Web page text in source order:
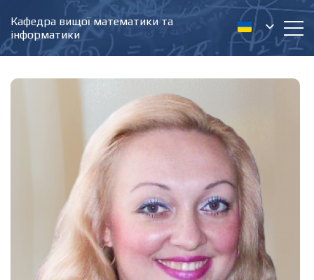
Кафедра вищої математики та
інформатики